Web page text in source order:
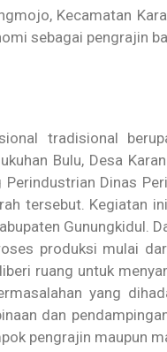
Kecamatan
sebagai pengrajin
tradisional
Bulu, Desa
Dinas
tersebut. Kegiatan
Gunungkidul.
produksi mulai
ruang untuk
yang
dan
pengrajin maupun